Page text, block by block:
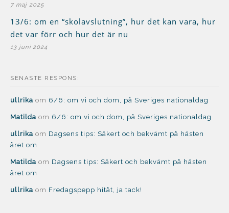
7 maj 2025
13/6: om en “skolavslutning”, hur det kan vara, hur
det var förr och hur det är nu
13 juni 2024
SENASTE RESPONS:
ullrika om 6/6: om vi och dom, på Sveriges nationaldag
Matilda om 6/6: om vi och dom, på Sveriges nationaldag
ullrika om Dagsens tips: Säkert och bekvämt på hästen
året om
Matilda om Dagsens tips: Säkert och bekvämt på hästen
året om
ullrika om Fredagspepp hitåt, ja tack!